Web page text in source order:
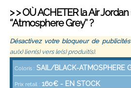
FN0432-100
> > OÙ ACHETER laAir Jordan
‘’Atmosphere Grey’’ ?
Désactivez votre bloqueur de publicités
au(x) lien(s) vers le(s) produit(s).
Coloris : SAIL/BLACK-ATMOSPHERE
Prix retail : 160€ - EN STOCK